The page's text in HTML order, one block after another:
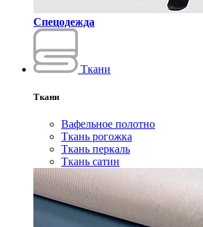
Спецодежда
Ткани
Ткани
Вафельное полотно
Ткань рогожка
Ткань перкаль
Ткань сатин